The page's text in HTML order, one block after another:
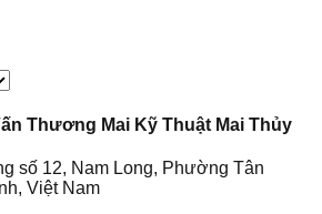
Thương Mai Kỹ Thuật Mai Thủy
số 12, Nam Long, Phường Tân
Việt Nam